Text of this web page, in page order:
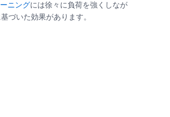
ニングには徐々に負荷を強くしなが
づいた効果があります。